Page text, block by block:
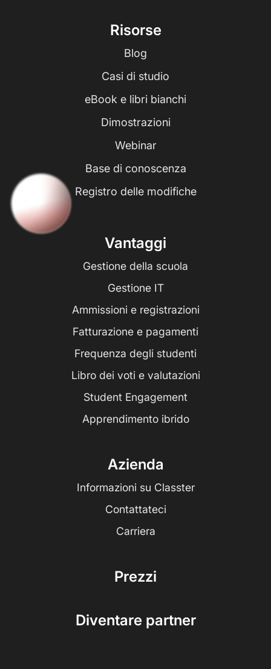
Risorse
Blog
Casi di studio
eBook e libri bianchi
Dimostrazioni
Webinar
Base di conoscenza
Registro delle modifiche
Vantaggi
Gestione della scuola
Gestione IT
Ammissioni e registrazioni
Fatturazione e pagamenti
Frequenza degli studenti
Libro dei voti e valutazioni
Student Engagement
Apprendimento ibrido
Azienda
Informazioni su Classter
Contattateci
Carriera
Prezzi
Diventare partner